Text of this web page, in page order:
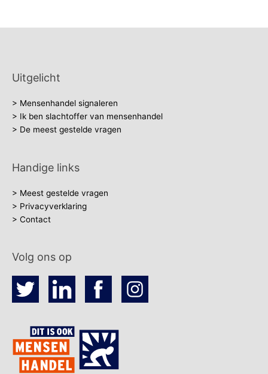
Uitgelicht
> Mensenhandel signaleren
> Ik ben slachtoffer van mensenhandel
> De meest gestelde vragen
Handige links
> Meest gestelde vragen
> Privacyverklaring
> Contact
Volg ons op